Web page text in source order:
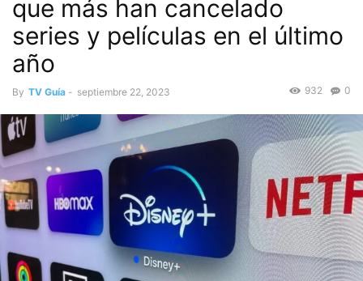
que más han cancelado
series y películas en el último
año
By TV Guía - septiembre 22, 2023 0
932